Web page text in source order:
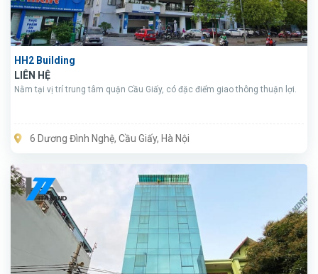
HH2 Building
LIÊN HỆ
Nằm tại vị trí trung tâm quận Cầu Giấy, có đặc điểm giao thông thuận lợi.
6 Dương Đình Nghệ, Cầu Giấy, Hà Nội